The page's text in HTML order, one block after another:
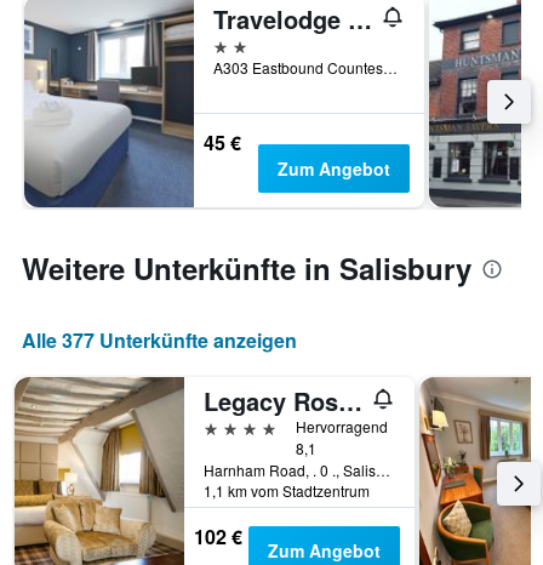
Travelodge Amesbury Stonehenge
2 Sterne
A303 Eastbound Countess Services, Salisbury, Großbritannien
45 €
Zum Angebot
Weitere Unterkünfte in Salisbury
Alle 377 Unterkünfte anzeigen
Legacy Rose And Crown Hotel
4 Sterne
Hervorragend
8,1
Harnham Road, . 0 ., Salisbury, Großbritannien
1,1 km vom Stadtzentrum
102 € Zum Angebot